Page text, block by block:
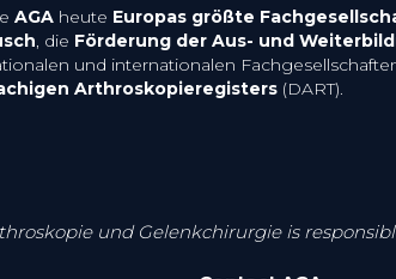
AGA heute Europas größte
, die Förderung der Aus- und
und internationalen
Arthroskopieregisters (DART).
und Gelenkchirurgie is